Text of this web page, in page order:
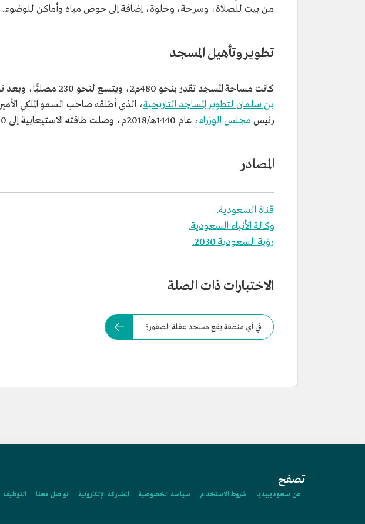
من بيت للصلاة، وسرحة، وخلوة، إضافة إلى حوض مياه وأماكن للوضوء.
تطوير وتأهيل المسجد
كانت مساحة المسجد تقدر بنحو 480م2، ويتسع لنحو 230 مصليًّا، وبعد تطويره ضمن المرحلة الأولى من
بن سلمان لتطوير المساجد التاريخية، الذي أطلقه صاحب السمو الملكي الأمير
رئيس مجلس الوزراء، عام 1440هـ/2018م، وصلت طاقته الاستيعابية إلى 250 مصليًّا، وزادت مساحته إلى 544م2.
المصادر
قناة السعودية.
وكالة الأنباء السعودية.
رؤية السعودية 2030.
الاختبارات ذات الصلة
في أي منطقة يقع مسجد عقلة الصقور؟
تصفح
عن سعوديبيديا شروط الاستخدام سياسة الخصوصية المشاركة الإلكترونية تواصل معنا التوظيف